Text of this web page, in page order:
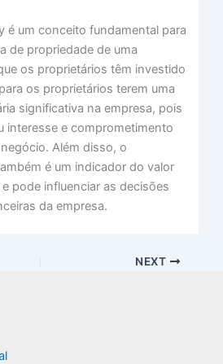
é um conceito fundamental para
de propriedade de uma
os proprietários têm investido
os proprietários terem uma
significativa na empresa, pois
interesse e comprometimento
Além disso, o
é um indicador do valor
pode influenciar as decisões
da empresa.
NEXT